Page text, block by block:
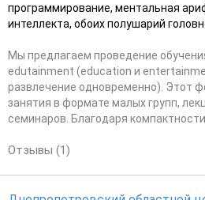
программирование, ментальная
интеллекта, обоих полушарий
Мы предлагаем проведение
edutainment (education и
развлечение одновременно). Этот
занятия в формате малых групп,
семинаров. Благодаря компактности
Отзывы (1)